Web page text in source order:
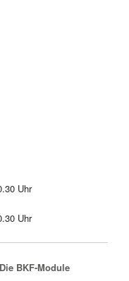
Uhr
Uhr
Die BKF-Module